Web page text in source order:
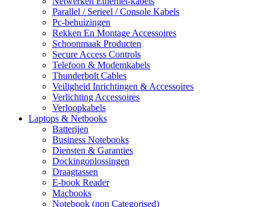
Parallel / Serieel / Console Kabels
Pc-behuizingen
Rekken En Montage Accessoires
Schoonmaak Producten
Secure Access Controls
Telefoon & Modemkabels
Thunderbolt Cables
Veiligheid Inrichtingen & Accessoires
Verlichting Accessoires
Verloopkabels
Laptops & Netbooks
Batterijen
Business Notebooks
Diensten & Garanties
Dockingoplossingen
Draagtassen
E-book Reader
Macbooks
Notebook (non Categorised)